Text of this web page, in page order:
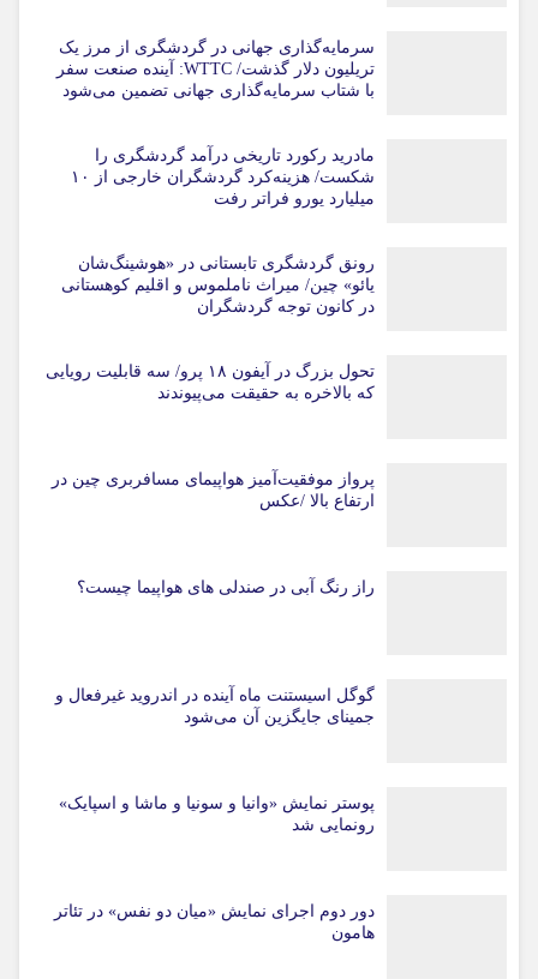
سرمایه‌گذاری جهانی در گردشگری از مرز یک
تریلیون دلار گذشت/ WTTC: آینده صنعت سفر
با شتاب سرمایه‌گذاری جهانی تضمین می‌شود
مادرید رکورد تاریخی درآمد گردشگری را
شکست/ هزینه‌کرد گردشگران خارجی از ۱۰
میلیارد یورو فراتر رفت
رونق گردشگری تابستانی در «هوشینگ‌شان
یائو» چین/ میراث ناملموس و اقلیم کوهستانی
در کانون توجه گردشگران
تحول بزرگ در آیفون ۱۸ پرو/ سه قابلیت رویایی
که بالاخره به حقیقت می‌پیوندند
پرواز موفقیت‌آمیز هواپیمای مسافربری چین در
ارتفاع بالا /عکس
راز رنگ آبی در صندلی های هواپیما چیست؟
گوگل اسیستنت ماه آینده در اندروید غیرفعال و
جمینای جایگزین آن می‌شود
پوستر نمایش «وانیا و سونیا و ماشا و اسپایک»
رونمایی شد
دور دوم اجرای نمایش «میان دو نفس» در تئاتر
هامون